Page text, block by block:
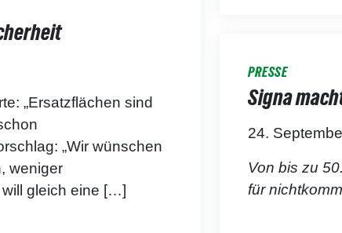
„Ersatzflächen sind
„Wir wünschen
weniger
gleich eine […]
PRESSE
Signa
24.
Von bis zu
für